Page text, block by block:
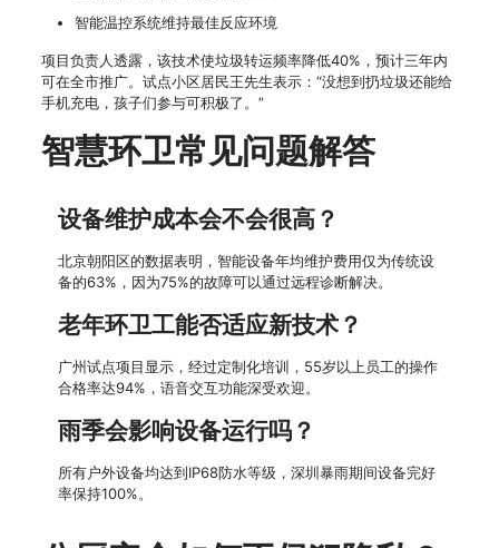
智能温控系统维持最佳反应环境
项目负责人透露，该技术使垃圾转运频率降低40%，预计三年内
可在全市推广。试点小区居民王先生表示：“没想到扔垃圾还能给
手机充电，孩子们参与可积极了。”
智慧环卫常见问题解答
设备维护成本会不会很高？
北京朝阳区的数据表明，智能设备年均维护费用仅为传统设
备的63%，因为75%的故障可以通过远程诊断解决。
老年环卫工能否适应新技术？
广州试点项目显示，经过定制化培训，55岁以上员工的操作
合格率达94%，语音交互功能深受欢迎。
雨季会影响设备运行吗？
所有户外设备均达到IP68防水等级，深圳暴雨期间设备完好
率保持100%。